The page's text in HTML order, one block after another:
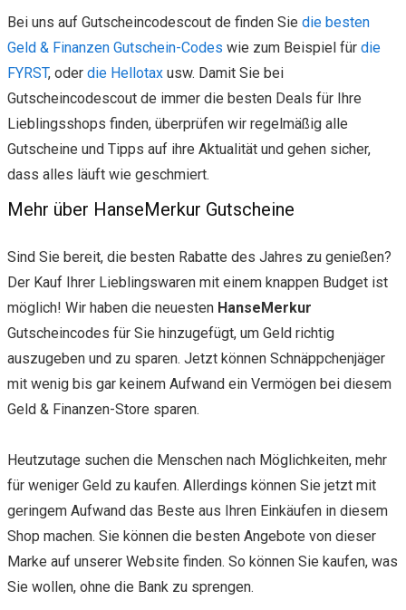
Bei uns auf Gutscheincodescout de finden Sie die besten
Geld & Finanzen Gutschein-Codes wie zum Beispiel für die
FYRST, oder die Hellotax usw. Damit Sie bei
Gutscheincodescout de immer die besten Deals für Ihre
Lieblingsshops finden, überprüfen wir regelmäßig alle
Gutscheine und Tipps auf ihre Aktualität und gehen sicher,
dass alles läuft wie geschmiert.
Mehr über HanseMerkur Gutscheine
Sind Sie bereit, die besten Rabatte des Jahres zu genießen?
Der Kauf Ihrer Lieblingswaren mit einem knappen Budget ist
möglich! Wir haben die neuesten HanseMerkur
Gutscheincodes für Sie hinzugefügt, um Geld richtig
auszugeben und zu sparen. Jetzt können Schnäppchenjäger
mit wenig bis gar keinem Aufwand ein Vermögen bei diesem
Geld & Finanzen-Store sparen.
Heutzutage suchen die Menschen nach Möglichkeiten, mehr
für weniger Geld zu kaufen. Allerdings können Sie jetzt mit
geringem Aufwand das Beste aus Ihren Einkäufen in diesem
Shop machen. Sie können die besten Angebote von dieser
Marke auf unserer Website finden. So können Sie kaufen, was
Sie wollen, ohne die Bank zu sprengen.